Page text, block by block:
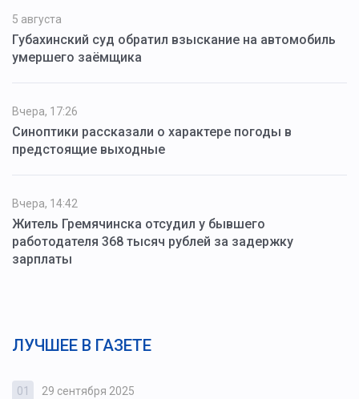
5 августа
Губахинский суд обратил взыскание на автомобиль
умершего заёмщика
Вчера, 17:26
Синоптики рассказали о характере погоды в
предстоящие выходные
Вчера, 14:42
Житель Гремячинска отсудил у бывшего
работодателя 368 тысяч рублей за задержку
зарплаты
ЛУЧШЕЕ В ГАЗЕТЕ
01 29 сентября 2025